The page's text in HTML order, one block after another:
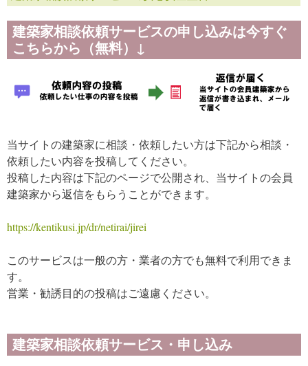
建築家相談依頼サービスの申し込みは今すぐ
こちらから（無料）↓
当サイトの建築家に相談・依頼したい方は下記から相談・
依頼したい内容を投稿してください。
投稿した内容は下記のページで公開され、当サイトの会員
建築家から返信をもらうことができます。
https://kentikusi.jp/dr/netirai/jirei
このサービスは一般の方・業者の方でも無料で利用できま
す。
営業・勧誘目的の投稿はご遠慮ください。
建築家相談依頼サービス・申し込み